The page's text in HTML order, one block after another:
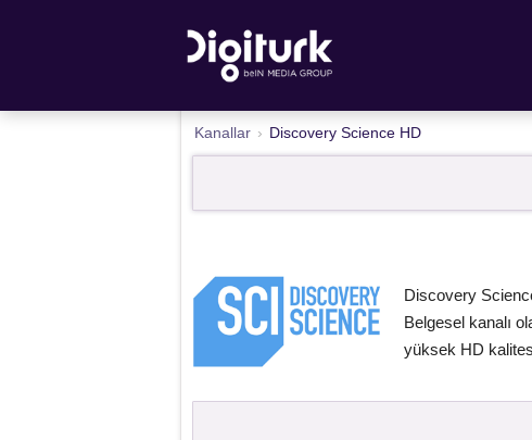
Kanallar › Discovery Science HD
Discovery
Belgesel kanalı
yüksek HD